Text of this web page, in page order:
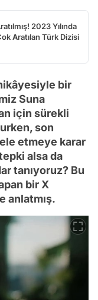
2023 Yılında
Aratılan Türk Dizisi
bir
Suna
için sürekli
son
etmeye karar
alsa da
tanıyoruz? Bu
bir X
anlatmış.